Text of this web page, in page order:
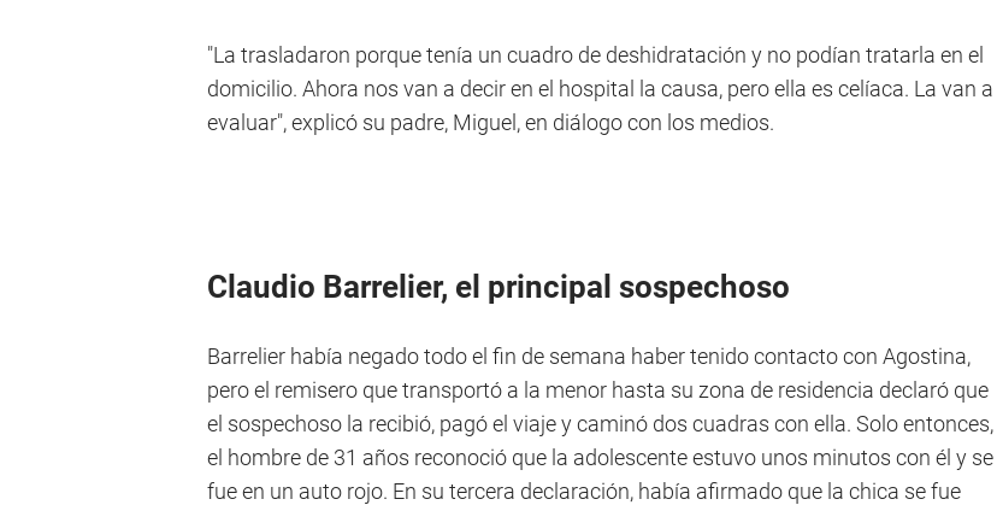
"La trasladaron porque tenía un cuadro de deshidratación y no podían tratarla en el
domicilio. Ahora nos van a decir en el hospital la causa, pero ella es celíaca. La van a
evaluar", explicó su padre, Miguel, en diálogo con los medios.
Claudio Barrelier, el principal sospechoso
Barrelier había negado todo el fin de semana haber tenido contacto con Agostina,
pero el remisero que transportó a la menor hasta su zona de residencia declaró que
el sospechoso la recibió, pagó el viaje y caminó dos cuadras con ella. Solo entonces,
el hombre de 31 años reconoció que la adolescente estuvo unos minutos con él y se
fue en un auto rojo. En su tercera declaración, había afirmado que la chica se fue